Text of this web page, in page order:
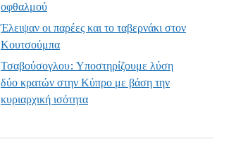
οφθαλμού
Έλειψαν οι παρέες και το ταβερνάκι στον
Κουτσούμπα
Τσαβούσογλου: Υποστηρίζουμε λύση
δύο κρατών στην Κύπρο με βάση την
κυριαρχική ισότητα